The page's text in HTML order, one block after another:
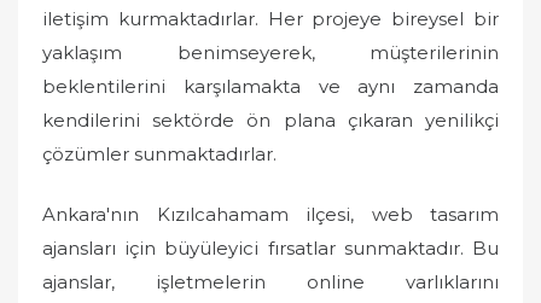
iletişim kurmaktadırlar. Her projeye bireysel bir
yaklaşım benimseyerek, müşterilerinin
beklentilerini karşılamakta ve aynı zamanda
kendilerini sektörde ön plana çıkaran yenilikçi
çözümler sunmaktadırlar.
Ankara'nın Kızılcahamam ilçesi, web tasarım
ajansları için büyüleyici fırsatlar sunmaktadır. Bu
ajanslar, işletmelerin online varlıklarını